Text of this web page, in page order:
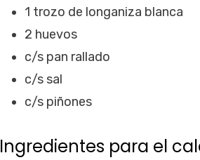
1 trozo de longaniza blanca
2 huevos
c/s pan rallado
c/s sal
c/s piñones
Ingredientes para el